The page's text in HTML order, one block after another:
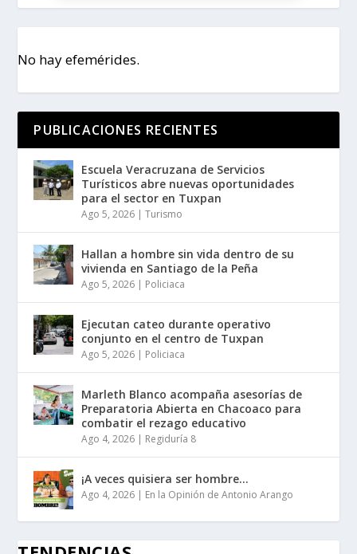
No hay efemérides.
PUBLICACIONES RECIENTES
Escuela Veracruzana de Servicios
Turísticos abre nuevas oportunidades
para el sector en Tuxpan
Ago 5, 2026 |Turismo
Hallan a hombre sin vida dentro de su
vivienda en Santiago de la Peña
Ago 5, 2026 | Policiaca
Ejecutan cateo durante operativo
conjunto en el centro de Tuxpan
Ago 5, 2026 | Policiaca
Marleth Blanco acompaña asesorías de
Preparatoria Abierta en Chacoaco para
combatir el rezago educativo
Ago 4, 2026 | Regiduría 8
¡A veces quisiera ser hombre…
Ago 4, 2026 | En la Opinión de Antonio Arango